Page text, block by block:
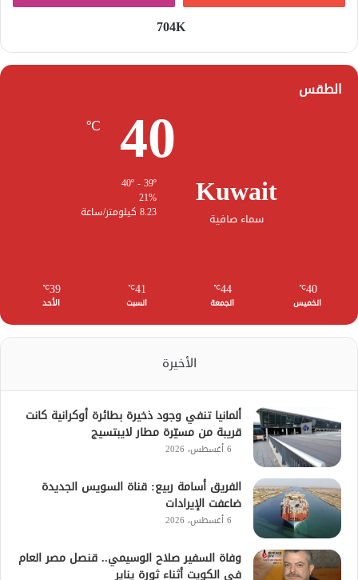
704K
الطقس
Kuwait
سماء صافية
40
℃
21%
8.23 كيلومتر/ساعة
40
℃
الخميس
44
℃
الجمعة
41
℃
السبت
39
℃
الأحد
الأخيرة
ألمانيا تنفي وجود ذخيرة بطائرة أوكرانية كانت
قريبة من مسيّرة مطار لايبتسيج
6 أغسطس، 2026
الفريق أسامة ربيع: قناة السويس الجديدة
ضاعفت الإيرادات
6 أغسطس، 2026
وفاة السفير صلاح الوسيمي.. قنصل مصر العام
في الكويت أثناء ثورة يناير